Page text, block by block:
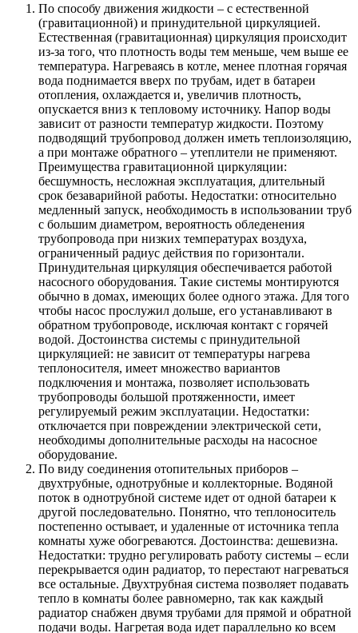
По способу движения жидкости – с естественной
(гравитационной) и принудительной циркуляцией.
Естественная (гравитационная) циркуляция происходит
из-за того, что плотность воды тем меньше, чем выше ее
температура. Нагреваясь в котле, менее плотная горячая
вода поднимается вверх по трубам, идет в батареи
отопления, охлаждается и, увеличив плотность,
опускается вниз к тепловому источнику. Напор воды
зависит от разности температур жидкости. Поэтому
подводящий трубопровод должен иметь теплоизоляцию,
а при монтаже обратного – утеплители не применяют.
Преимущества гравитационной циркуляции:
бесшумность, несложная эксплуатация, длительный
срок безаварийной работы. Недостатки: относительно
медленный запуск, необходимость в использовании труб
с большим диаметром, вероятность обледенения
трубопровода при низких температурах воздуха,
ограниченный радиус действия по горизонтали.
Принудительная циркуляция обеспечивается работой
насосного оборудования. Такие системы монтируются
обычно в домах, имеющих более одного этажа. Для того
чтобы насос прослужил дольше, его устанавливают в
обратном трубопроводе, исключая контакт с горячей
водой. Достоинства системы с принудительной
циркуляцией: не зависит от температуры нагрева
теплоносителя, имеет множество вариантов
подключения и монтажа, позволяет использовать
трубопроводы большой протяженности, имеет
регулируемый режим эксплуатации. Недостатки:
отключается при повреждении электрической сети,
необходимы дополнительные расходы на насосное
оборудование.
По виду соединения отопительных приборов –
двухтрубные, однотрубные и коллекторные. Водяной
поток в однотрубной системе идет от одной батареи к
другой последовательно. Понятно, что теплоноситель
постепенно остывает, и удаленные от источника тепла
комнаты хуже обогреваются. Достоинства: дешевизна.
Недостатки: трудно регулировать работу системы – если
перекрывается один радиатор, то перестают нагреваться
все остальные. Двухтрубная система позволяет подавать
тепло в комнаты более равномерно, так как каждый
радиатор снабжен двумя трубами для прямой и обратной
подачи воды. Нагретая вода идет параллельно ко всем